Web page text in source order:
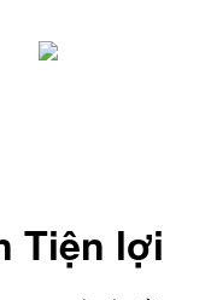
Tiện lợi